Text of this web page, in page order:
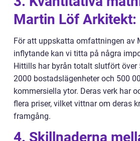
Martin Löf Arkitekt:
För att uppskatta omfattningen av
inflytande kan vi titta på några
Hittills har byrån totalt slutfört över
2000 bostadslägenheter och 500
kommersiella ytor. Deras verk har
flera priser, vilket vittnar om deras
framgång.
4. Skillnaderna